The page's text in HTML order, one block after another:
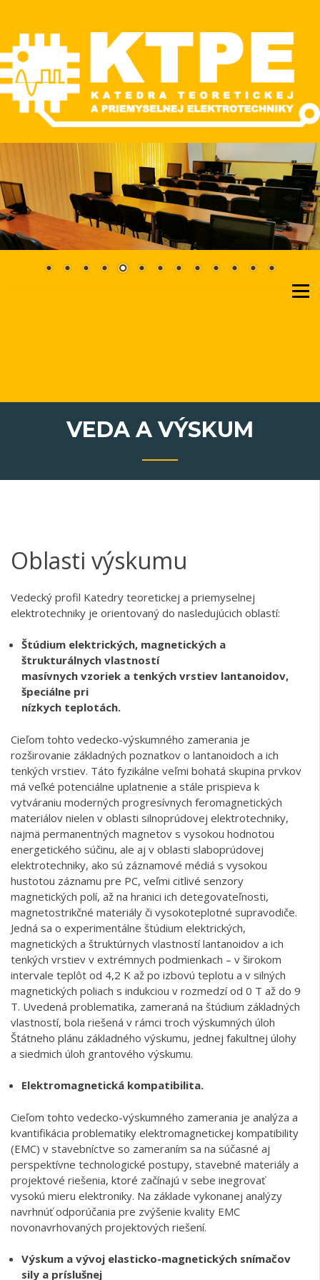
Skip
to
content
VEDA A VÝSKUM
Oblasti výskumu
Vedecký profil Katedry teoretickej a priemyselnej
elektrotechniky je orientovaný do nasledujúcich oblastí:
Štúdium elektrických, magnetických a
štrukturálnych vlastností
masívnych vzoriek a tenkých vrstiev lantanoidov,
špeciálne pri
nízkych teplotách.
Cieľom tohto vedecko-výskumného zamerania je
rozširovanie základných poznatkov o lantanoidoch a ich
tenkých vrstiev. Táto fyzikálne veľmi bohatá skupina prvkov
má veľké potenciálne uplatnenie a stále prispieva k
vytváraniu moderných progresívnych feromagnetických
materiálov nielen v oblasti silnoprúdovej elektrotechniky,
najmä permanentných magnetov s vysokou hodnotou
energetického súčinu, ale aj v oblasti slaboprúdovej
elektrotechniky, ako sú záznamové médiá s vysokou
hustotou záznamu pre PC, veľmi citlivé senzory
magnetických polí, až na hranici ich detegovateľnosti,
magnetostrikčné materiály či vysokoteplotné supravodiče.
Jedná sa o experimentálne štúdium elektrických,
magnetických a štruktúrnych vlastností lantanoidov a ich
tenkých vrstiev v extrémnych podmienkach – v širokom
intervale teplôt od 4,2 K až po izbovú teplotu a v silných
magnetických poliach s indukciou v rozmedzí od 0 T až do 9
T. Uvedená problematika, zameraná na štúdium základných
vlastností, bola riešená v rámci troch výskumných úloh
Štátneho plánu základného výskumu, jednej fakultnej úlohy
a siedmich úloh grantového výskumu.
Elektromagnetická kompatibilita.
Cieľom tohto vedecko-výskumného zamerania je analýza a
kvantifikácia problematiky elektromagnetickej kompatibility
(EMC) v stavebníctve so zameraním sa na súčasné aj
perspektívne technologické postupy, stavebné materiály a
projektové riešenia, ktoré začínajú v sebe inegrovať
vysokú mieru elektroniky. Na základe vykonanej analýzy
navrhnúť odporúčania pre zvýšenie kvality EMC
novonavrhovaných projektových riešení.
Výskum a vývoj elasticko-magnetických snímačov
sily a príslušnej